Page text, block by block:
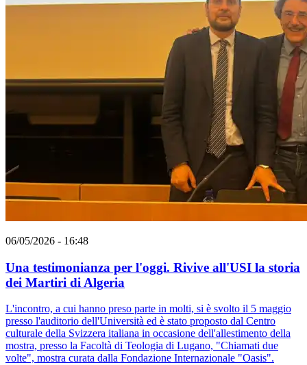
06/05/2026 - 16:48
Una testimonianza per l'oggi. Rivive all'USI la storia
dei Martiri di Algeria
L'incontro, a cui hanno preso parte in molti, si è svolto il 5 maggio
presso l'auditorio dell'Università ed è stato proposto dal Centro
culturale della Svizzera italiana in occasione dell'allestimento della
mostra, presso la Facoltà di Teologia di Lugano, "Chiamati due
volte", mostra curata dalla Fondazione Internazionale "Oasis".